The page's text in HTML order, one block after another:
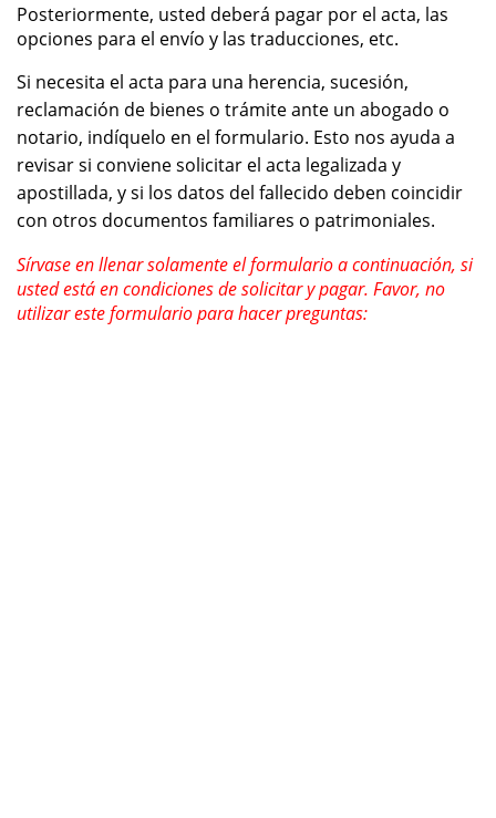
Posteriormente, usted deberá pagar por el acta, las
opciones para el envío y las traducciones, etc.
Si necesita el acta para una herencia, sucesión,
reclamación de bienes o trámite ante un abogado o
notario, indíquelo en el formulario. Esto nos ayuda a
revisar si conviene solicitar el acta legalizada y
apostillada, y si los datos del fallecido deben coincidir
con otros documentos familiares o patrimoniales.
Sírvase en llenar solamente el formulario a continuación, si
usted está en condiciones de solicitar y pagar. Favor, no
utilizar este formulario para hacer preguntas: